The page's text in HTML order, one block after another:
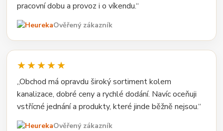
pracovní dobu a provoz i o víkendu.“
Ověřený zákazník
★★★★★
„Obchod má opravdu široký sortiment kolem
kanalizace, dobré ceny a rychlé dodání. Navíc oceňuji
vstřícné jednání a produkty, které jinde běžně nejsou.“
Ověřený zákazník